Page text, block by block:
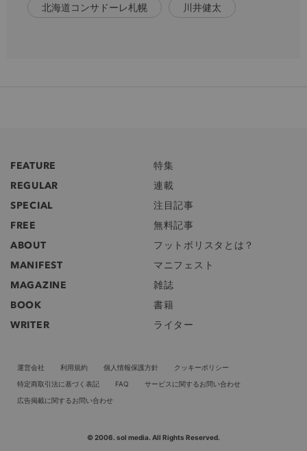
北海道コンサドーレ札幌 川井健太
FEATURE
特集
REGULAR
連載
SPECIAL
注目記事
FREE
無料記事
ABOUT
フットボリスタとは？
MANIFEST
マニフェスト
MAGAZINE
雑誌
BOOK
書籍
WRITER
ライター
運営会社 利用規約 個人情報保護方針
クッキーポリシー
特定商取引法に基づく表記
FAQ
サービスに関するお問い合わせ
広告掲載に関するお問い合わせ
© 2006. sol media. All Rights Reserved.